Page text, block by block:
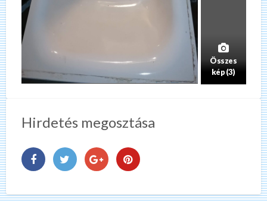
Összes
kép (3)
Hirdetés megosztása